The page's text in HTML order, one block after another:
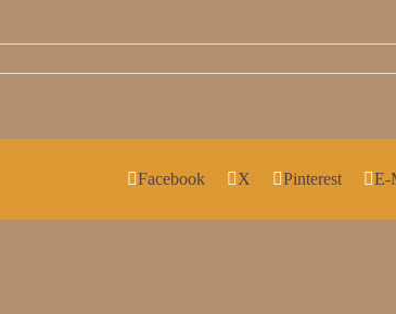
Facebook X Pinterest E-